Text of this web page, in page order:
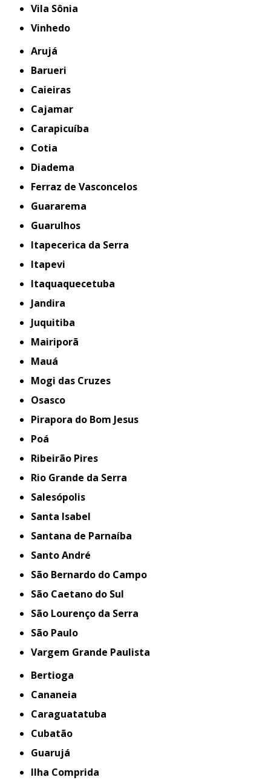
Vila Sônia
Vinhedo
Arujá
Barueri
Caieiras
Cajamar
Carapicuíba
Cotia
Diadema
Ferraz de Vasconcelos
Guararema
Guarulhos
Itapecerica da Serra
Itapevi
Itaquaquecetuba
Jandira
Juquitiba
Mairiporã
Mauá
Mogi das Cruzes
Osasco
Pirapora do Bom Jesus
Poá
Ribeirão Pires
Rio Grande da Serra
Salesópolis
Santa Isabel
Santana de Parnaíba
Santo André
São Bernardo do Campo
São Caetano do Sul
São Lourenço da Serra
São Paulo
Vargem Grande Paulista
Bertioga
Cananeia
Caraguatatuba
Cubatão
Guarujá
Ilha Comprida